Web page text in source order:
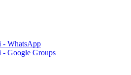
- WhatsApp
Google Groups